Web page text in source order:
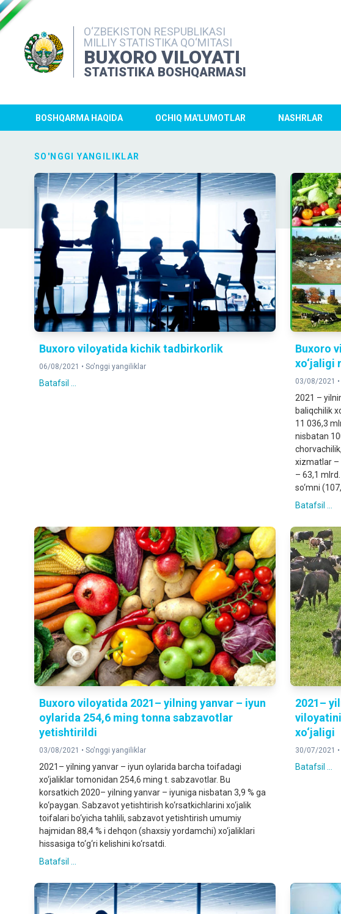
O‘ZBEKISTON RESPUBLIKASI
MILLIY STATISTIKA QO‘MITASI
BUXORO VILOYATI
STATISTIKA BOSHQARMASI
BOSHQARMA HAQIDA OCHIQ MA'LUMOTLAR NASHRLAR
SO'NGGI YANGILIKLAR
Buxoro viloyatida kichik tadbirkorlik
06/08/2021 • So'nggi yangiliklar
Batafsil ...
Buxoro
xo‘jaligi
03/08/2021 •
2021 –
baliqchilik
11 036,3
nisbatan
xizmatlar –
– 63,1
so‘mni
Batafsil ...
Buxoro viloyatida 2021– yilning yanvar – iyun
oylarida 254,6 ming tonna sabzavotlar
yetishtirildi
03/08/2021 • So'nggi yangiliklar
2021– yilning yanvar – iyun oylarida barcha toifadagi
xo‘jaliklar tomonidan 254,6 ming t. sabzavotlar. Bu
korsatkich 2020– yilning yanvar – iyuniga nisbatan 3,9 % ga
ko‘paygan. Sabzavot yetishtirish ko‘rsatkichlarini xo‘jalik
toifalari bo‘yicha tahlili, sabzavot yetishtirish umumiy
hajmidan 88,4 % i dehqon (shaxsiy yordamchi) xo‘jaliklari
hissasiga to‘g‘ri kelishini ko‘rsatdi.
Batafsil ...
2021–
xo‘jaligi
30/07/2021 •
Batafsil ...